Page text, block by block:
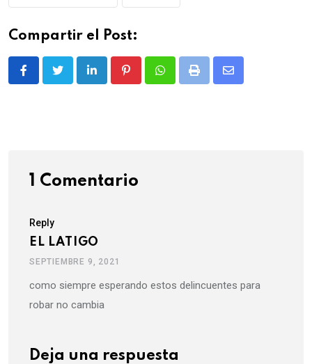
Compartir el Post:
LinkedIn PinterestWhatsappPrint
Share
1 Comentario
Reply
EL LATIGO
SEPTIEMBRE 9, 2021
como siempre esperando estos delincuentes para
robar no cambia
Deja una respuesta